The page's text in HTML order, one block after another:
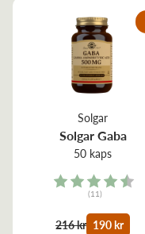
Solgar
Solgar Gaba
50 kaps
Rating:
(11)
216 kr 190 kr